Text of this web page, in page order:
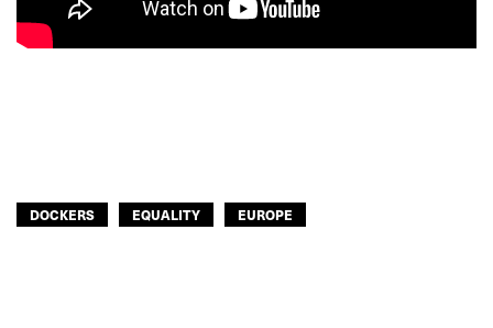
DOCKERS EQUALITY EUROPE